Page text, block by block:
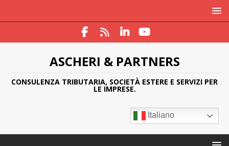
ASCHERI & PARTNERS
CONSULENZA TRIBUTARIA, SOCIETÀ ESTERE E SERVIZI PER
LE IMPRESE.
Italiano